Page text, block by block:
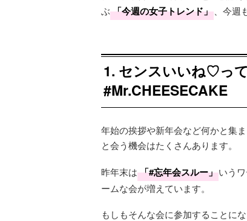
ぶ 「今週の女子トレンド」 、今
1. センスいいね♡っ
#Mr.CHEESECAKE
年始の挨拶や新年会など何かと集
と会う機会はたくさんあります。
昨年末は 「#忘年会スルー」いう
ームな会が増えています。
もしもそんな会に参加することに